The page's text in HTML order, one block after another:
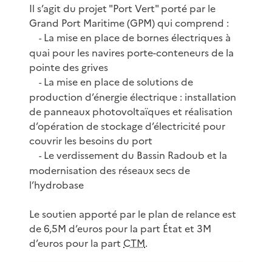
Il s’agit du projet "Port Vert" porté par le
Grand Port Maritime (GPM) qui comprend :
-La mise en place de bornes électriques à
quai pour les navires porte-conteneurs de la
pointe des grives
-La mise en place de solutions de
production d’énergie électrique : installation
de panneaux photovoltaïques et réalisation
d’opération de stockage d’électricité pour
couvrir les besoins du port
-Le verdissement du Bassin Radoub et la
modernisation des réseaux secs de
l’hydrobase
Le soutien apporté par le plan de relance est
de 6,5M d’euros pour la part État et 3M
d’euros pour la part CTM.